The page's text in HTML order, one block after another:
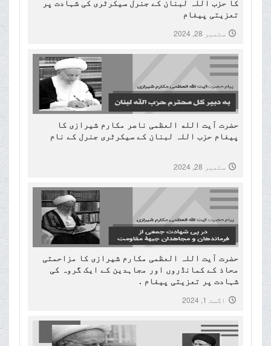
کا حزب اللہ لبنان کے جنرل سیکرٹری کی شہادت پر
تعزیتی پیغام
ستمبر 28, 2024
حضرت آیت الله العظمی ناصر مکارم شیرازی کا
پیغام حزب اللہ لبنان کے سیکرٹری جنرل کے نام
ستمبر 28, 2024
حضرت آیت اللہ العظمی مکارم شیرازی کا مزاحمتی
محاذ کے کمانڈروں اور مجاہدین کے ایک گروہ کی
شہادت پر تعزیتی پیغام .
اگست 1, 2024